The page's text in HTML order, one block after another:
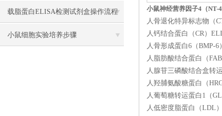
载脂蛋白ELISA检测试剂盒操作流程
方法
小鼠细胞实验培养步骤
小鼠神经营养因子4（NT-
人骨退化特异标志物（
人钙结合蛋白（CR）
人骨形成蛋白6（BMP-
人脂肪酸结合蛋白（
人腺苷三磷酸结合盒转
人羟脯氨酸糖蛋白（
人葡萄糖转运蛋白1（
人低密度脂蛋白（LDL